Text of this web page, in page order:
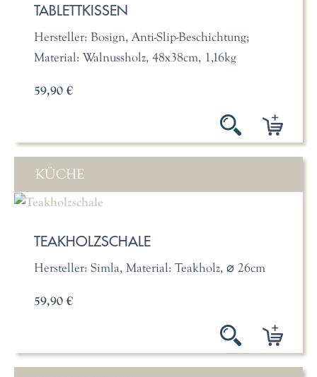
TABLETTKISSEN
Hersteller: Bosign, Anti-Slip-Beschichtung;
Material: Walnussholz, 48x38cm, 1,16kg
59,90 €
KÜCHE
TEAKHOLZSCHALE
Hersteller: Simla, Material: Teakholz, ⌀ 26cm
59,90 €